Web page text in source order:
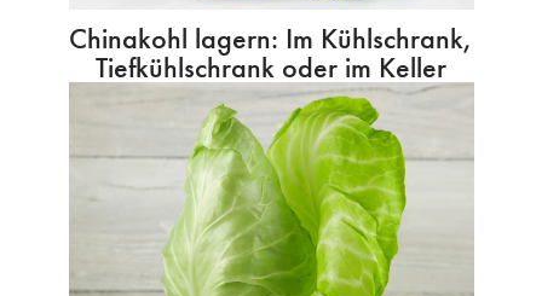
Chinakohl lagern: Im Kühlschrank,
Tiefkühlschrank oder im Keller